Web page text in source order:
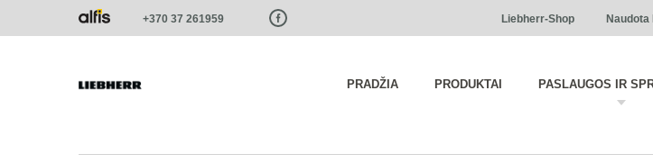
Paste this code as high in the of the page as possible:
+370 37 261959 Liebherr-Shop
PRADŽIA PRODUKTAI PASLAUGOS IR